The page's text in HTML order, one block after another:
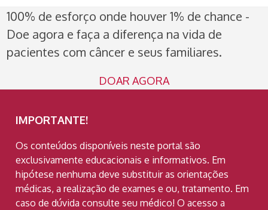
100% de esforço onde houver 1% de chance -
Doe agora e faça a diferença na vida de
pacientes com câncer e seus familiares.
DOAR AGORA
IMPORTANTE!
Os conteúdos disponíveis neste portal são
exclusivamente educacionais e informativos. Em
hipótese nenhuma deve substituir as orientações
médicas, a realização de exames e ou, tratamento. Em
caso de dúvida consulte seu médico! O acesso a